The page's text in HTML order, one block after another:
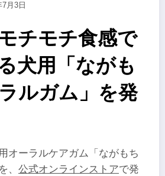
月3日
チモチ食感で
犬用「ながも
ルガム」を発
オーラルケアガム「ながもち
、 公式オンラインストアで発